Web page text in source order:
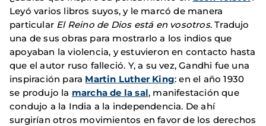
Leyó varios libros suyos, y le marcó de manera
particular El Reino de Dios está en vosotros. Tradujo
una de sus obras para mostrarlo a los indios que
apoyaban la violencia, y estuvieron en contacto hasta
que el autor ruso falleció. Y, a su vez, Gandhi fue una
inspiración para Martin Luther King: en el año 1930
se produjo la marcha de la sal, manifestación que
condujo a la India a la independencia. De ahí
surgirían otros movimientos en favor de los derechos